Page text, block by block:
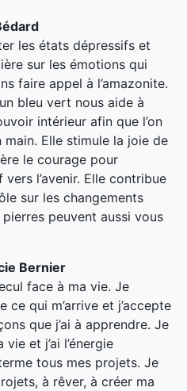
les états dépressifs et
sur les émotions qui
faire appel à l’amazonite.
bleu vert nous aide à
intérieur afin que l’on
Elle stimule la joie de
le courage pour
l’avenir. Elle contribue
sur les changements
pierres peuvent aussi vous
Bernier
face à ma vie. Je
qui m’arrive et j’accepte
que j’ai à apprendre. Je
et j’ai l’énergie
tous mes projets. Je
à rêver, à créer ma